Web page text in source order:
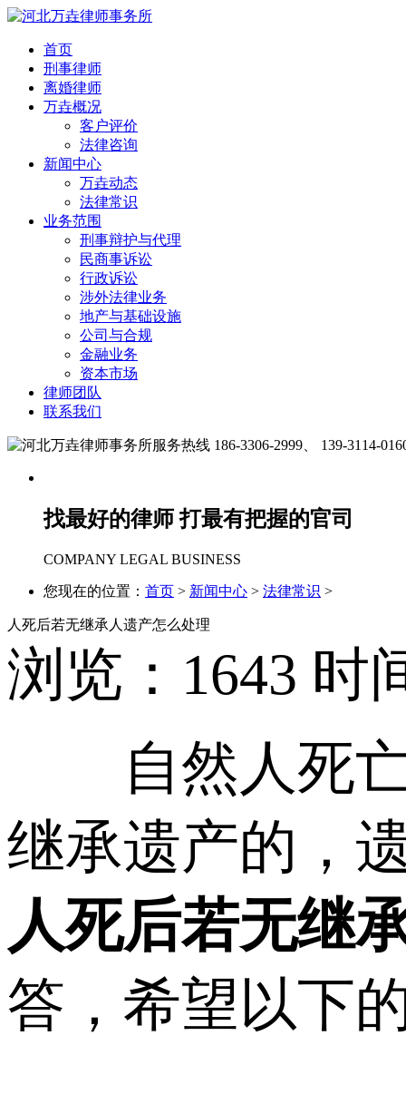
首页
刑事律师
离婚律师
万垚概况
客户评价
法律咨询
新闻中心
万垚动态
法律常识
业务范围
刑事辩护与代理
民商事诉讼
行政诉讼
涉外法律业务
地产与基础设施
公司与合规
金融业务
资本市场
律师团队
联系我们
186-3306-2999、 139-3114-
找最好的律师 打最有把握的官司
COMPANY LEGAL BUSINESS
您现在的位置： 首页 > 新闻中心 > 法律常识 >
人死后若无继承人遗产怎么处理
浏览： 1643 时
自然人死亡
继承遗产的，
人死后若无继
答，希望以下